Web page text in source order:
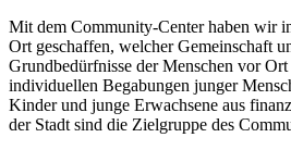
Mit dem Community-Center haben wir
Ort geschaffen, welcher Gemeinschaft
Grundbedürfnisse der Menschen vor
individuellen Begabungen junger
Kinder und junge Erwachsene aus
der Stadt sind die Zielgruppe des